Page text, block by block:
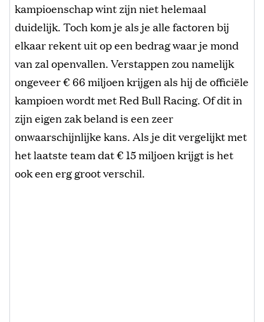
kampioenschap wint zijn niet helemaal
duidelijk. Toch kom je als je alle factoren bij
elkaar rekent uit op een bedrag waar je mond
van zal openvallen. Verstappen zou namelijk
ongeveer € 66 miljoen krijgen als hij de officiële
kampioen wordt met Red Bull Racing. Of dit in
zijn eigen zak beland is een zeer
onwaarschijnlijke kans. Als je dit vergelijkt met
het laatste team dat € 15 miljoen krijgt is het
ook een erg groot verschil.